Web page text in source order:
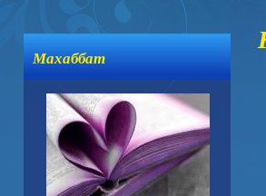
Махаббат